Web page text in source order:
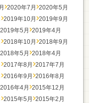
2020年7月 2020年5月
2019年10月 2019年9月
2019年5月 2019年4月
2018年10月 2018年9月
2018年5月 2018年4月
2017年8月 2017年7月
2016年9月 2016年8月
2016年4月 2015年12月
2015年5月 2015年2月